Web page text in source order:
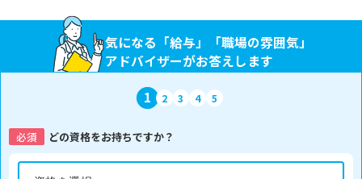
気になる「給与」「職場の雰囲気」
アドバイザーがお答えします
1 2 3 4 5
必須 どの資格をお持ちですか？